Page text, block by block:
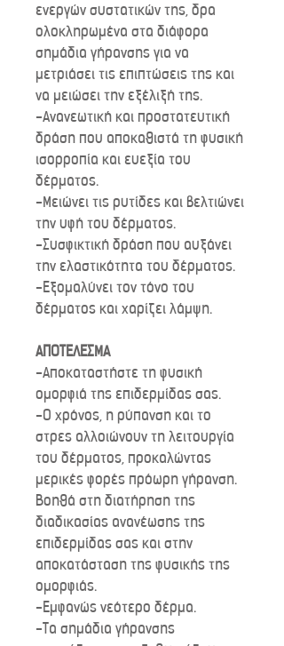
ενεργών συστατικών της, δρα
ολοκληρωμένα στα διάφορα
σημάδια γήρανσης για να
μετριάσει τις επιπτώσεις της και
να μειώσει την εξέλιξή της.
-Ανανεωτική και προστατευτική
δράση που αποκαθιστά τη φυσική
ισορροπία και ευεξία του
δέρματος.
-Μειώνει τις ρυτίδες και βελτιώνει
την υφή του δέρματος.
-Συσφικτική δράση που αυξάνει
την ελαστικότητα του δέρματος.
-Εξομαλύνει τον τόνο του
δέρματος και χαρίζει λάμψη.
ΑΠΟΤΕΛΕΣΜΑ
-Αποκαταστήστε τη φυσική
ομορφιά της επιδερμίδας σας.
-Ο χρόνος, η ρύπανση και το
στρες αλλοιώνουν τη λειτουργία
του δέρματος, προκαλώντας
μερικές φορές πρόωρη γήρανση.
Βοηθά στη διατήρηση της
διαδικασίας ανανέωσης της
επιδερμίδας σας και στην
αποκατάσταση της φυσικής της
ομορφιάς.
-Εμφανώς νεότερο δέρμα.
-Τα σημάδια γήρανσης